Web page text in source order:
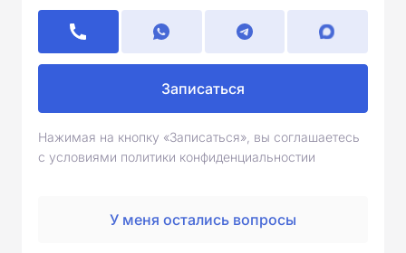
Записаться
Нажимая на кнопку «Записаться», вы соглашаетесь
с условиями политики конфиденциальностии
У меня остались вопросы